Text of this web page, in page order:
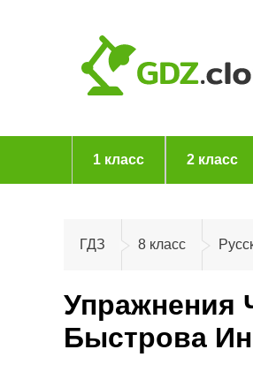
1 класс 2 класс
ГДЗ 8 класс
Упражнения
Быстрова